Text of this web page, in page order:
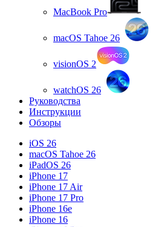
MacBook Pro
macOS Tahoe 26
visionOS 2
watchOS 26
Руководства
Инструкции
Обзоры
iOS 26
macOS Tahoe 26
iPadOS 26
iPhone 17
iPhone 17 Air
iPhone 17 Pro
iPhone 16e
iPhone 16